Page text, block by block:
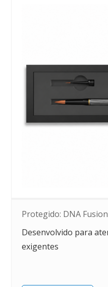
Protegido: DNA Fusion
Desenvolvido para
exigentes